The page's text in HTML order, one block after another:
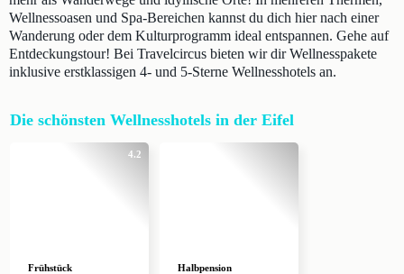
Wellnessoasen und Spa-Bereichen kannst du dich hier nach einer
Wanderung oder dem Kulturprogramm ideal entspannen. Gehe auf
Entdeckungstour! Bei Travelcircus bieten wir dir Wellnesspakete
inklusive erstklassigen 4- und 5-Sterne Wellnesshotels an.
Die schönsten Wellnesshotels in der Eifel
4.2
Frühstück Halbpension